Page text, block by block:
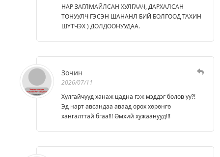
НАР ЗАГЛМАЙЛСАН ХУЛГААЧ, ДАРХАЛСАН
ТОНУУЛЧ ГЭСЭН ШАНАНЛ БИЙ БОЛГООД ТАХИН
ШҮТЧЭХ ) ДОЛДООНУУДАА.
Зочин
2026/07/11
Хулгайчууд ханаж цадна гэж мэддэг болов уу?!
Эд нарт авсандаа аваад орох хөрөнгө
хангалттай бгаа!!! Өмхий хужаанууд!!!